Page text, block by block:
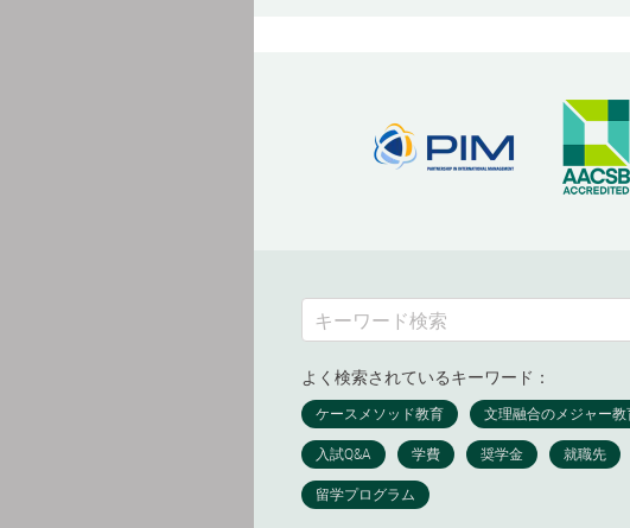
よく検索されているキーワード：